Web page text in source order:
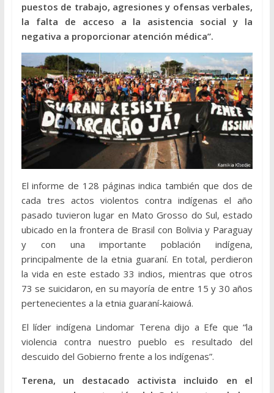
puestos de trabajo, agresiones y ofensas verbales,
la falta de acceso a la asistencia social y la
negativa a proporcionar atención médica”.
El informe de 128 páginas indica también que dos de
cada tres actos violentos contra indígenas el año
pasado tuvieron lugar en Mato Grosso do Sul, estado
ubicado en la frontera de Brasil con Bolivia y Paraguay
y con una importante población indígena,
principalmente de la etnia guaraní. En total, perdieron
la vida en este estado 33 indios, mientras que otros
73 se suicidaron, en su mayoría de entre 15 y 30 años
pertenecientes a la etnia guaraní-kaiowá.
El líder indígena Lindomar Terena dijo a Efe que “la
violencia contra nuestro pueblo es resultado del
descuido del Gobierno frente a los indígenas”.
Terena, un destacado activista incluido en el